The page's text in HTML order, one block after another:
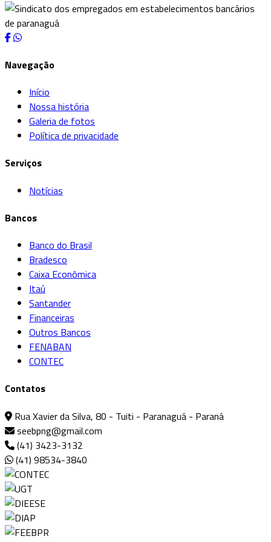
Navegação
Início
Nossa história
Galeria de fotos
Política de privacidade
Serviços
Notícias
Bancos
Banco do Brasil
Bradesco
Caixa Econômica
Itaú
Santander
Financeiras
Outros Bancos
FENABAN
CONTEC
Contatos
Rua Xavier da Silva, 80 - Tuiti - Paranaguá - Paraná
seebpng@gmail.com
(41) 3423-3132
(41) 98534-3840